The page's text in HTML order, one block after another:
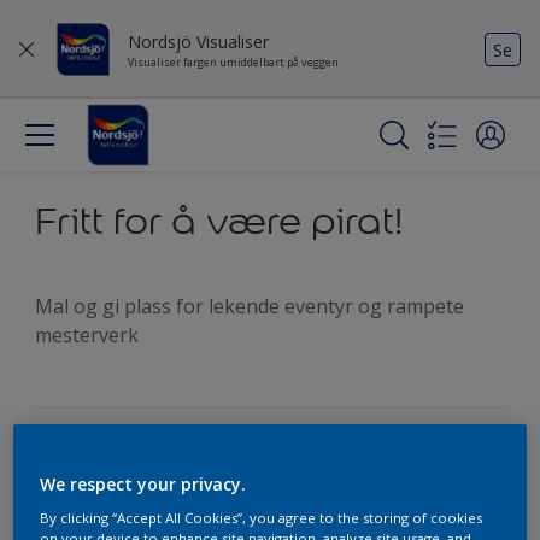
Nordsjö Visualiser
Visualiser fargen umiddelbart på veggen
Se
Fritt for å være pirat!
Mal og gi plass for lekende eventyr og rampete
mesterverk
Fargene
We respect your privacy.
By clicking “Accept All Cookies”, you agree to the storing of cookies